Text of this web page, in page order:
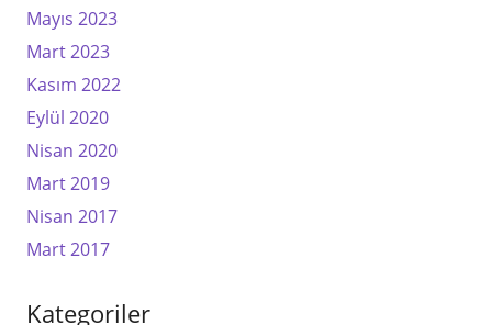
Mayıs 2023
Mart 2023
Kasım 2022
Eylül 2020
Nisan 2020
Mart 2019
Nisan 2017
Mart 2017
Kategoriler